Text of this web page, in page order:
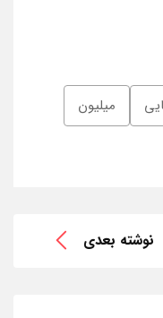
میلیون
نوشته بعدی